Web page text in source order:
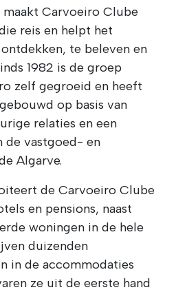
Carvoeiro Clube
reis en helpt het
te beleven en
1982 is de groep
zelf gegroeid en heeft
op basis van
relaties en een
de vastgoed- en
Algarve.
de Carvoeiro Clube
en pensions, naast
woningen in de hele
duizenden
in de accommodaties
ze uit de eerste hand